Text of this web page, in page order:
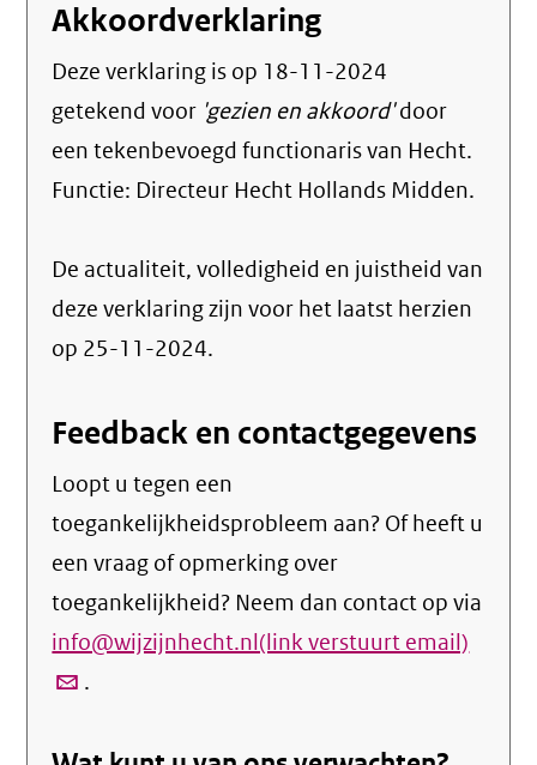
Akkoordverklaring
Deze verklaring is op 18-11-2024
getekend voor 'gezien en akkoord'door
een tekenbevoegd functionaris van Hecht.
Functie: Directeur Hecht Hollands Midden.
De actualiteit, volledigheid en juistheid van
deze verklaring zijn voor het laatst herzien
op 25-11-2024.
Feedback en contactgegevens
Loopt u tegen een
toegankelijkheidsprobleem aan? Of heeft u
een vraag of opmerking over
toegankelijkheid? Neem dan contact op via
info@wijzijnhecht.nl(link verstuurt email)
.